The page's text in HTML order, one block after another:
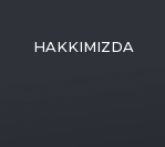
HAKKIMIZDA